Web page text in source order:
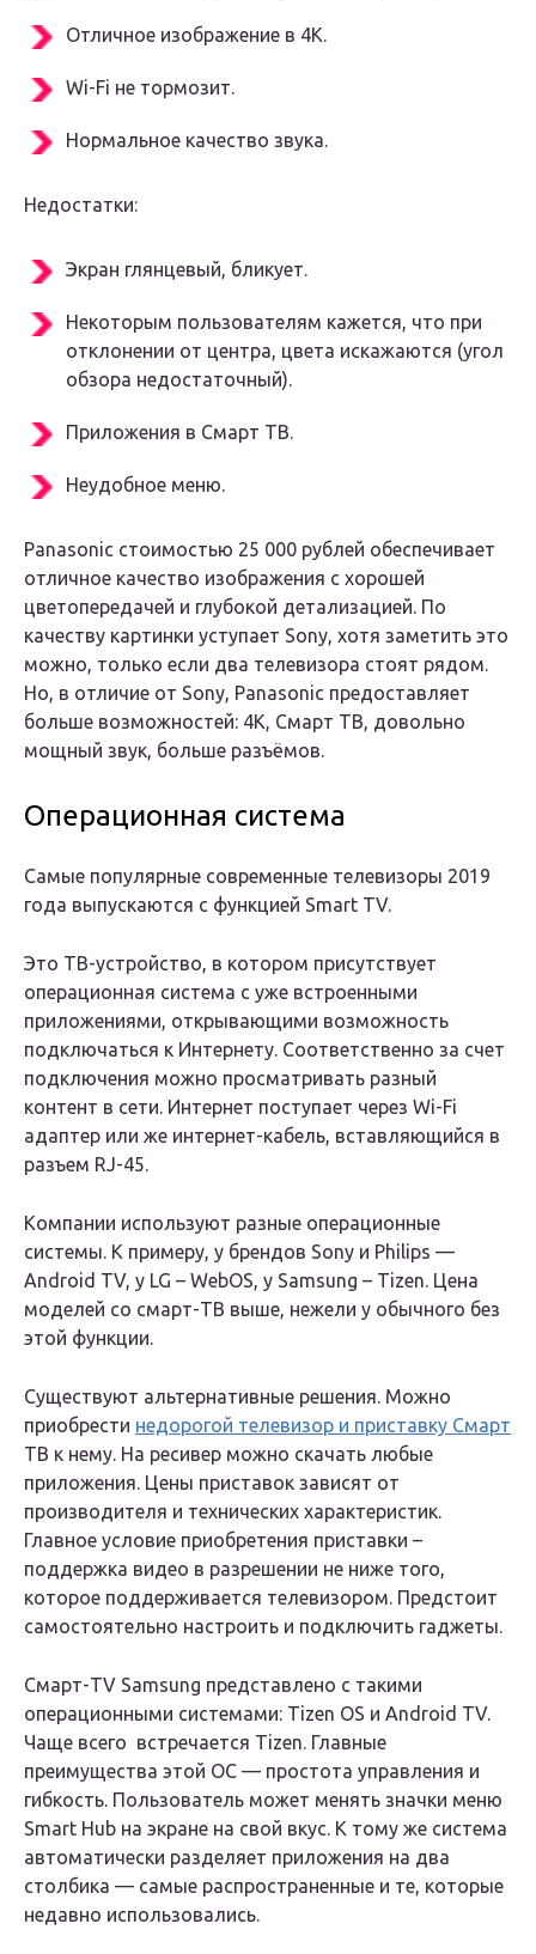
Отличное изображение в 4К.
Wi-Fi не тормозит.
Нормальное качество звука.
Недостатки:
Экран глянцевый, бликует.
Некоторым пользователям кажется, что при
отклонении от центра, цвета искажаются (угол
обзора недостаточный).
Приложения в Смарт ТВ.
Неудобное меню.
Panasonic стоимостью 25 000 рублей обеспечивает
отличное качество изображения с хорошей
цветопередачей и глубокой детализацией. По
качеству картинки уступает Sony, хотя заметить это
можно, только если два телевизора стоят рядом.
Но, в отличие от Sony, Panasonic предоставляет
больше возможностей: 4K, Смарт ТВ, довольно
мощный звук, больше разъёмов.
Операционная система
Самые популярные современные телевизоры 2019
года выпускаются с функцией Smart TV.
Это ТВ-устройство, в котором присутствует
операционная система с уже встроенными
приложениями, открывающими возможность
подключаться к Интернету. Соответственно за счет
подключения можно просматривать разный
контент в сети. Интернет поступает через Wi-Fi
адаптер или же интернет-кабель, вставляющийся в
разъем RJ-45.
Компании используют разные операционные
системы. К примеру, у брендов Sony и Philips —
Android TV, у LG – WebOS, у Samsung – Tizen. Цена
моделей со смарт-ТВ выше, нежели у обычного без
этой функции.
Существуют альтернативные решения. Можно
приобрести недорогой телевизор и приставку Смарт
ТВ к нему. На ресивер можно скачать любые
приложения. Цены приставок зависят от
производителя и технических характеристик.
Главное условие приобретения приставки –
поддержка видео в разрешении не ниже того,
которое поддерживается телевизором. Предстоит
самостоятельно настроить и подключить гаджеты.
Смарт-TV Samsung представлено с такими
операционными системами: Tizen OS и Android TV.
Чаще всего встречается Tizen. Главные
преимущества этой ОС — простота управления и
гибкость. Пользователь может менять значки меню
Smart Hub на экране на свой вкус. К тому же система
автоматически разделяет приложения на два
столбика — самые распространенные и те, которые
недавно использовались.